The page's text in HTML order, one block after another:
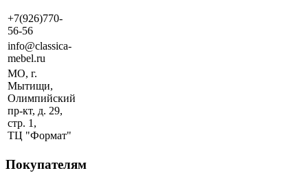
+7(926)770-
56-56
info@classica-
mebel.ru
МО, г.
Мытищи,
Олимпийский
пр-кт, д. 29,
стр. 1,
ТЦ "Формат"
Покупателям